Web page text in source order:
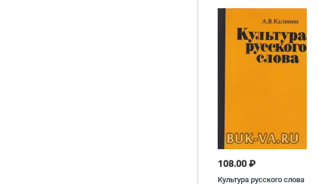
108.00 ₽
Культура русского слова